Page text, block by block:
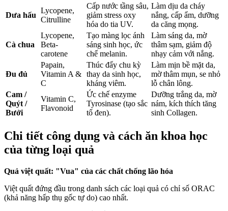
Dưa hấu
Lycopene,
Citrulline
Cấp nước tầng sâu,
giảm stress oxy
hóa do tia UV.
Làm dịu da cháy
nắng, cấp ẩm, dưỡng
da căng mọng.
Cà chua
Lycopene,
Beta-
carotene
Tạo màng lọc ánh
sáng sinh học, ức
chế melanin.
Làm sáng da, mờ
thâm sạm, giảm độ
nhạy cảm với nắng.
Đu đủ
Papain,
Vitamin A &
C
Thúc đẩy chu kỳ
thay da sinh học,
kháng viêm.
Làm mịn bề mặt da,
mờ thâm mụn, se nhỏ
lỗ chân lông.
Cam /
Quýt /
Bưởi
Vitamin C,
Flavonoid
Ức chế enzyme
Tyrosinase (tạo sắc
tố đen).
Dưỡng trắng da, mờ
nám, kích thích tăng
sinh Collagen.
Chi tiết công dụng và cách ăn khoa học
của từng loại quả
Quả việt quất: "Vua" của các chất chống lão hóa
Việt quất đứng đầu trong danh sách các loại quả có chỉ số ORAC
(khả năng hấp thụ gốc tự do) cao nhất.